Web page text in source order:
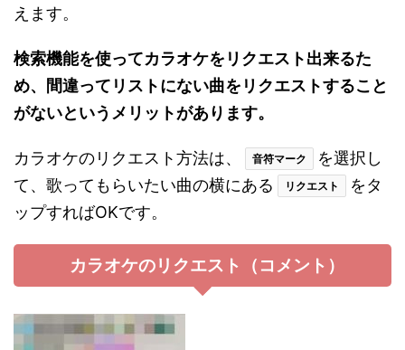
えます。
検索機能を使ってカラオケをリクエスト出来るた
め、間違ってリストにない曲をリクエストすること
がないというメリットがあります。
カラオケのリクエスト方法は、 音符マーク
を選択し
て、歌ってもらいたい曲の横にある
リクエスト
をタ
ップすればOKです。
カラオケのリクエスト（コメント）